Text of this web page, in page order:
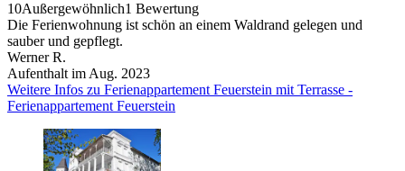
10Außergewöhnlich1 Bewertung
Die Ferienwohnung ist schön an einem Waldrand gelegen und
sauber und gepflegt.
Werner R.
Aufenthalt im Aug. 2023
Weitere Infos zu Ferienappartement Feuerstein mit Terrasse -
Ferienappartement Feuerstein